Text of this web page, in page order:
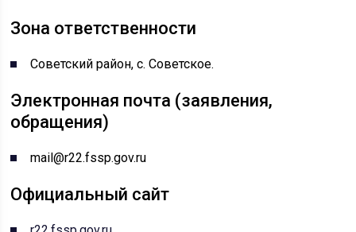
Зона ответственности
Советский район, c. Советское.
Электронная почта (заявления,
обращения)
mail@r22.fssp.gov.ru
Официальный сайт